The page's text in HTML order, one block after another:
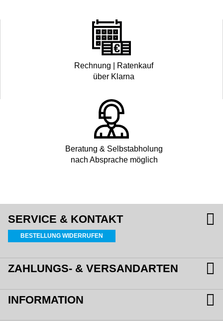
Rechnung | Ratenkauf
über Klarna
Beratung & Selbstabholung
nach Absprache möglich
SERVICE & KONTAKT
BESTELLUNG WIDERRUFEN
ZAHLUNGS- & VERSANDARTEN
INFORMATION